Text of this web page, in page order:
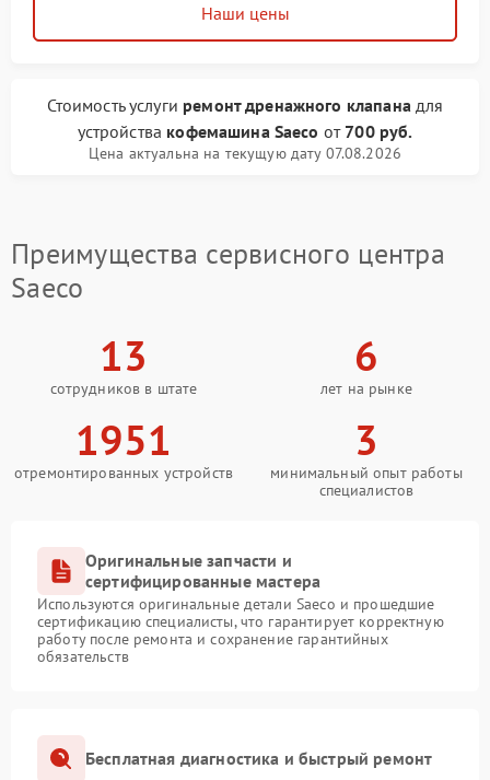
Наши цены
Стоимость услуги ремонт дренажного клапана для
устройства кофемашина Saeco от 700 руб.
Цена актуальна на текущую дату 07.08.2026
Преимущества сервисного центра
Saeco
13
сотрудников в штате
6
лет на рынке
1951
отремонтированных устройств
3
минимальный опыт работы
специалистов
Оригинальные запчасти и
сертифицированные мастера
Используются оригинальные детали Saeco и прошедшие
сертификацию специалисты, что гарантирует корректную
работу после ремонта и сохранение гарантийных
обязательств
Бесплатная диагностика и быстрый ремонт